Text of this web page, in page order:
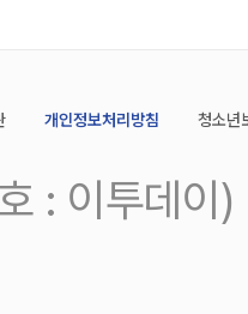
개인정보처리방침 청소년
: 이투데